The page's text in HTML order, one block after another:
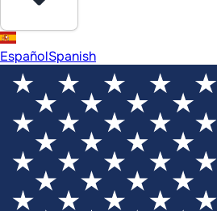
EspañolSpanish